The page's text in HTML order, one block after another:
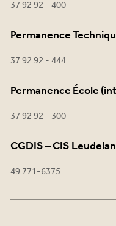
37 92 92 - 400
Permanence
37 92 92 - 444
Permanence École
37 92 92 - 300
CGDIS – CIS
49 771-6375